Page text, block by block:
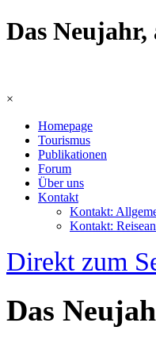
Das
×
Homepage
Tourismus
Publikationen
Forum
Über uns
Kontakt
Kontakt:
Kontakt:
Direkt zum
Das